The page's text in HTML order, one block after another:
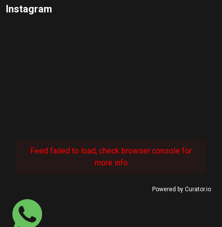
Instagram
Feed failed to load, check browser console for
more info
Powered by Curator.io